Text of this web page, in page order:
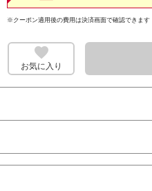
※クーポン適用後の費用は決済画面で確認できます
お気に入り